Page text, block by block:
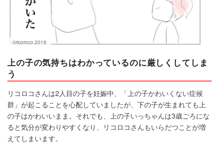
©ricoroco.2019
上の子の気持ちはわかっているのに厳しくしてしま
う
リコロコさんは2人目の子を妊娠中、「上の子かわいくない症候
群」が起こることを心配していましたが、下の子が生まれても上
の子はかわいいまま。それでも、上の子いっちゃんは3歳ごろにな
ると気分が変わりやすくなり、リコロコさんもいらだつことが増
えてしまいます。